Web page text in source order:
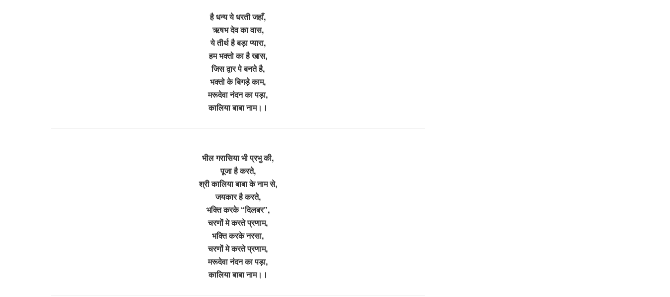
है धन्य ये धरती जहाँ,
ऋषभ देव का वास,
ये तीर्थ है बड़ा प्यारा,
हम भक्तो का है खास,
जिस द्वार पे बनते है,
भक्तो के बिगड़े काम,
मरूदेवा नंदन का पड़ा,
कालिया बाबा नाम।।
भील गरासिया भी प्रभु की,
पूजा है करते,
श्री कालिया बाबा के नाम से,
जयकार है करते,
भक्ति करके “दिलबर”,
चरणों मे करते प्रणाम,
भक्ति करके नरसा,
चरणों मे करते प्रणाम,
मरूदेवा नंदन का पड़ा,
कालिया बाबा नाम।।